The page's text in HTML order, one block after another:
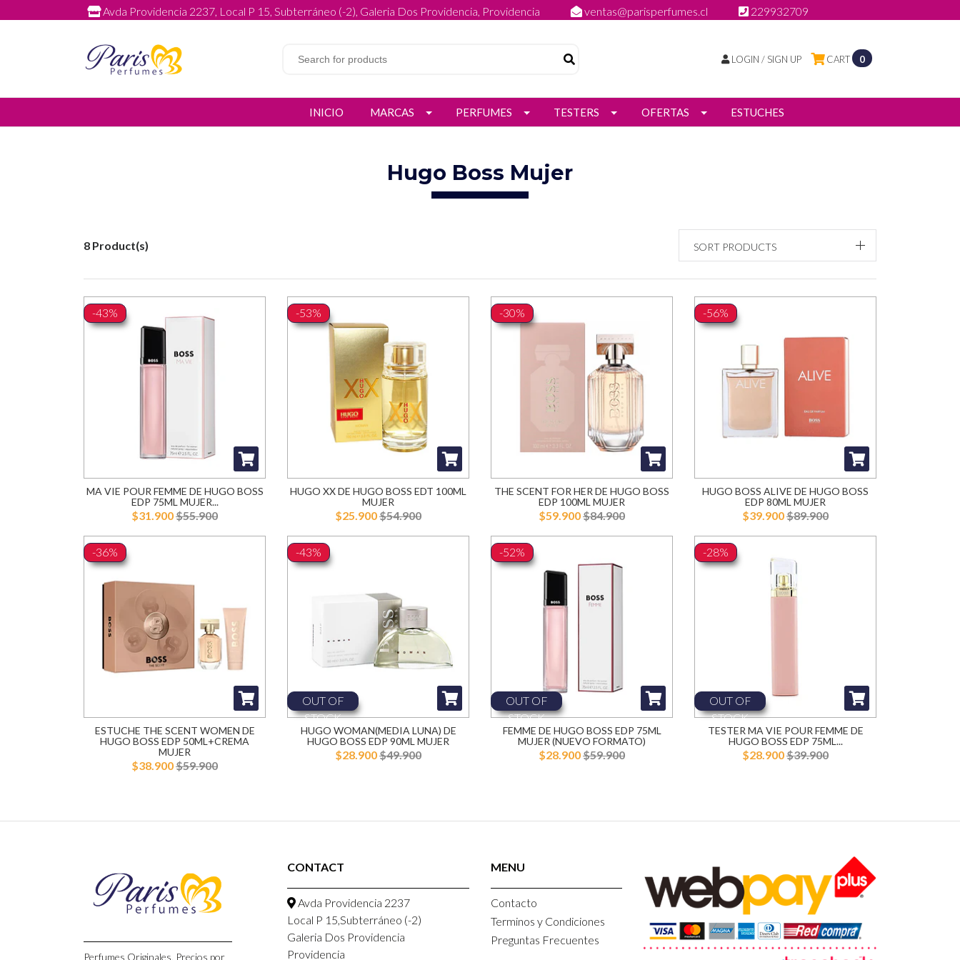
Avda Providencia 2237, Local P 15, Subterráneo (-2), Galeria Dos Providencia, Providencia ventas@parisperfumes.cl 229932709
CART 0
LOGIN / SIGN UP
INICIO MARCAS PERFUMES TESTERS OFERTAS ESTUCHES
Hugo Boss Mujer
8 Product(s) SORT PRODUCTS
-43%
MA VIE POUR FEMME DE HUGO BOSS
EDP 75ML MUJER...
$31.900$55.900
-53%
HUGO XX DE HUGO BOSS EDT 100ML
MUJER
$25.900$54.900
-30%
THE SCENT FOR HER DE HUGO BOSS
EDP 100ML MUJER
$59.900$84.900
-56%
HUGO BOSS ALIVE DE HUGO BOSS
EDP 80ML MUJER
$39.900$89.900
-36%
ESTUCHE THE SCENT WOMEN DE
HUGO BOSS EDP 50ML+CREMA
MUJER
$38.900$59.900
-43%
OUT OF
STOCK
HUGO WOMAN(MEDIA LUNA) DE
HUGO BOSS EDP 90ML MUJER
$28.900$49.900
-52%
OUT OF
STOCK
FEMME DE HUGO BOSS EDP 75ML
MUJER (NUEVO FORMATO)
$28.900$59.900
-28%
OUT OF
STOCK
TESTER MA VIE POUR FEMME DE
HUGO BOSS EDP 75ML...
$28.900$39.900
Perfumes Originales, Precios por
CONTACT
Avda Providencia 2237
Local P 15,Subterráneo (-2)
Galeria Dos Providencia
Providencia
MENU
Contacto
Terminos y Condiciones
Preguntas Frecuentes